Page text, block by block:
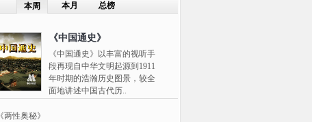
本周 本月 总榜
《中国通史》
《中国通史》以丰富的视听手
段再现自中华文明起源到1911
年时期的浩瀚历史图景，较全
面地讲述中国古代历..
《两性奥秘》